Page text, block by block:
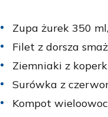
Zupa żurek 350 ml,
Filet z dorsza
Ziemniaki z
Surówka z
Kompot